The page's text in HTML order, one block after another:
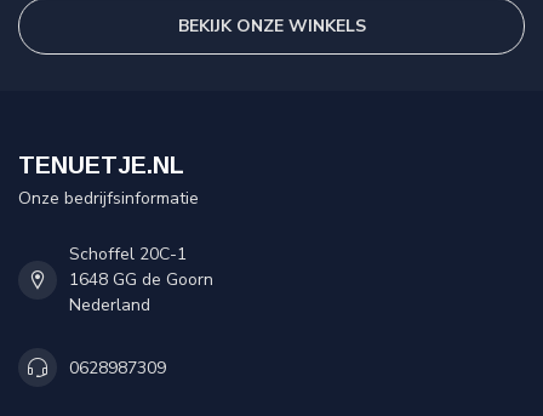
BEKIJK ONZE WINKELS
TENUETJE.NL
Onze bedrijfsinformatie
Schoffel 20C-1
1648 GG de Goorn
Nederland
0628987309